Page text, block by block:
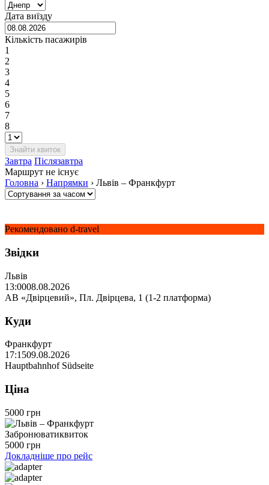
Дата виїзду
Кількість пасажирів
1
2
3
4
5
6
7
8
Завтра Післязавтра
Маршрут не існує
Головна › Напрямки › Львів – Франкфурт
Рекомендовано d-travel
Звідки
Львів
13:0008.08.2026
АВ «Двірцевий», Пл. Двірцева, 1 (1-2 платформа)
Куди
Франкфурт
17:1509.08.2026
Hauptbahnhof Südseite
Ціна
5000 грн
Забронюватиквиток
5000 грн
Докладніше про рейс